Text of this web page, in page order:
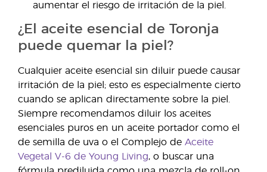
aumentar el riesgo de irritación de la piel.
¿El aceite esencial de Toronja
puede quemar la piel?
Cualquier aceite esencial sin diluir puede causar
irritación de la piel; esto es especialmente cierto
cuando se aplican directamente sobre la piel.
Siempre recomendamos diluir los aceites
esenciales puros en un aceite portador como el
de semilla de uva o el Complejo de Aceite
Vegetal V-6 de Young Living, o buscar una